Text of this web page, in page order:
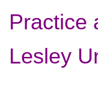
Practice
Lesley